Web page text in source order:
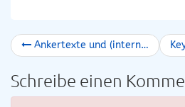
Ankertexte und (interne) Verlinkung
Schreibe einen